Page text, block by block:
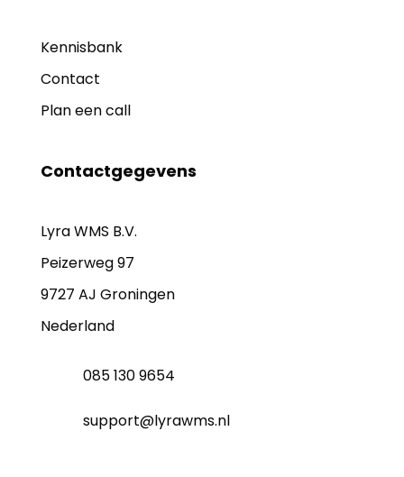
Kennisbank
Contact
Plan een call
Contactgegevens
Lyra WMS B.V.
Peizerweg 97
9727 AJ Groningen
Nederland
085 130 9654
support@lyrawms.nl